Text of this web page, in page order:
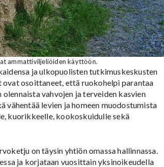
ammattiviljeliöiden käyttöön.
ja ulkopuolisten tutkimuskeskusten
ovat osoittaneet, että ruokohelpi parantaa
vahvojen ja terveiden kasvien
vähentää levien ja homeen muodostumista
kuorikkeelle, kookoskuidulle sekä
on täysin yhtiön omassa hallinnassa.
ja korjataan vuosittain yksinoikeudella